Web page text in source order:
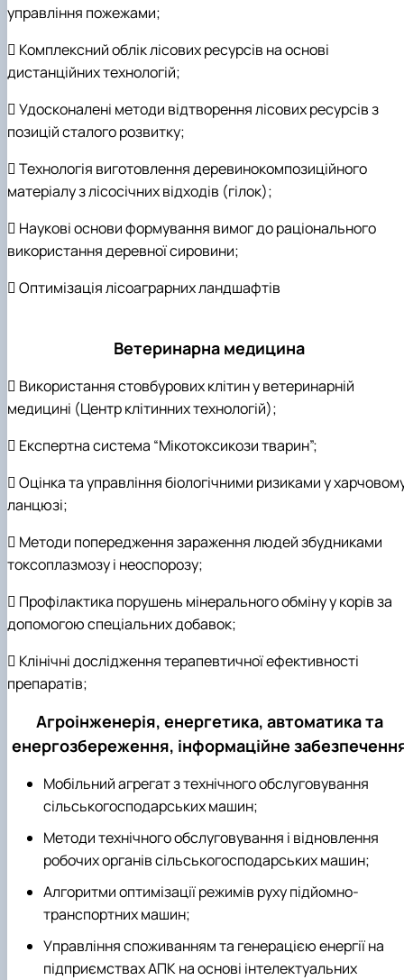
управління пожежами;
 Комплексний облік лісових ресурсів на основі
дистанційних технологій;
 Удосконалені методи відтворення лісових ресурсів з
позицій сталого розвитку;
 Технологія виготовлення деревинокомпозиційного
матеріалу з лісосічних відходів (гілок);
 Наукові основи формування вимог до раціонального
використання деревної сировини;
 Оптимізація лісоаграрних ландшафтів
Ветеринарна медицина
 Використання стовбурових клітин у ветеринарній
медицині (Центр клітинних технологій);
 Експертна система “Мікотоксикози тварин”;
 Оцінка та управління біологічними ризиками у
ланцюзі;
 Методи попередження зараження людей збудниками
токсоплазмозу і неоспорозу;
 Профілактика порушень мінерального обміну у корів за
допомогою спеціальних добавок;
 Клінічні дослідження терапевтичної ефективності
препаратів;
Агроінженерія, енергетика, автоматика та
енергозбереження, інформаційне
Мобільний агрегат з технічного обслуговування
сільськогосподарських машин;
Методи технічного обслуговування і відновлення
робочих органів сільськогосподарських машин;
Алгоритми оптимізації режимів руху підйомно-
транспортних машин;
Управління споживанням та генерацією енергії на
підприємствах АПК на основі інтелектуальних